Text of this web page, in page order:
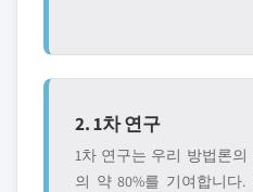
2. 1차 연구
1차 연구는 우리 방법론
의 약 80%를 기여합니다